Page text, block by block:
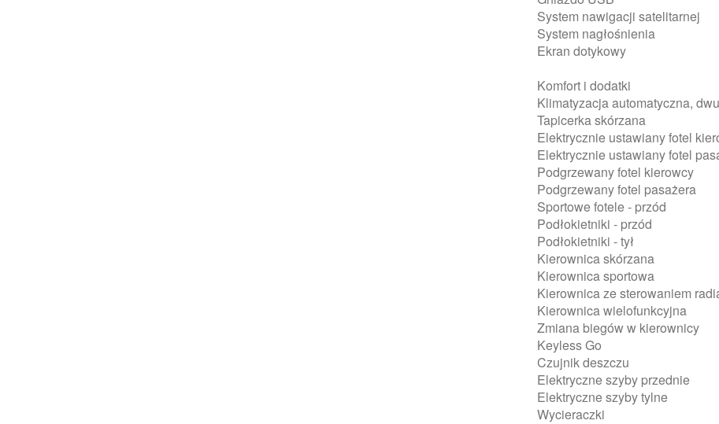
System nawigacji satelitarnej
System nagłośnienia
Ekran dotykowy
Komfort i dodatki
Klimatyzacja automatyczna,
Tapicerka skórzana
Elektrycznie ustawiany fotel
Elektrycznie ustawiany fotel
Podgrzewany fotel kierowcy
Podgrzewany fotel pasażera
Sportowe fotele - przód
Podłokietniki - przód
Podłokietniki - tył
Kierownica skórzana
Kierownica sportowa
Kierownica ze sterowaniem
Kierownica wielofunkcyjna
Zmiana biegów w kierownicy
Keyless Go
Czujnik deszczu
Elektryczne szyby przednie
Elektryczne szyby tylne
Wycieraczki